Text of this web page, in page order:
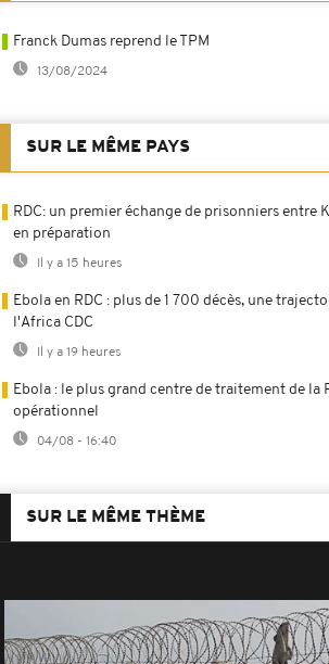
Franck Dumas reprend le TPM
13/08/2024
SUR LE MÊME PAYS
RDC: un premier échange de prisonniers entre
en préparation
Il y a 15 heures
Ebola en RDC : plus de 1 700 décès, une
l'Africa CDC
Il y a 19 heures
Ebola : le plus grand centre de traitement de la
opérationnel
04/08 - 16:40
SUR LE MÊME THÈME